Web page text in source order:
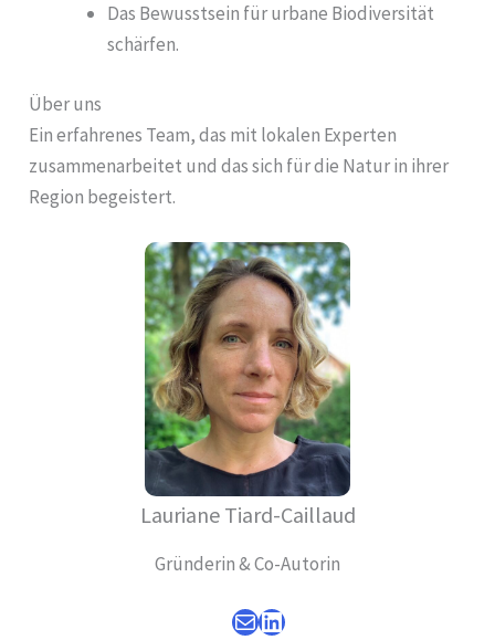
Das Bewusstsein für urbane Biodiversität
schärfen.
Über uns
Ein erfahrenes Team, das mit lokalen Experten
zusammenarbeitet und das sich für die Natur in ihrer
Region begeistert.
Lauriane Tiard-Caillaud
Gründerin & Co-Autorin
E-Mail LinkedIn